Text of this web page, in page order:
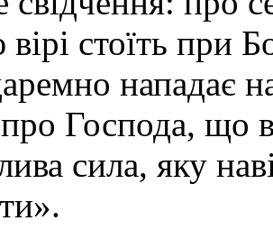
вірі стоїть при
нападає
Господа, що
сила, яку